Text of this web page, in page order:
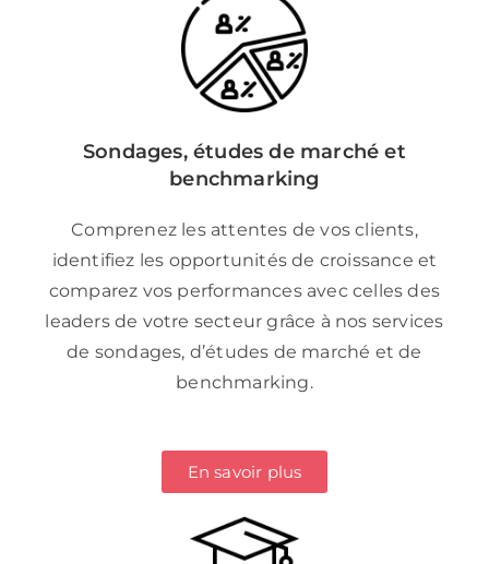
Sondages, études de marché et
benchmarking
Comprenez les attentes de vos clients,
identifiez les opportunités de croissance et
comparez vos performances avec celles des
leaders de votre secteur grâce à nos services
de sondages, d’études de marché et de
benchmarking.
En savoir plus